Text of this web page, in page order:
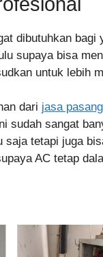
dibutuhkan
supaya bisa
untuk lebih
dari jasa
sudah sangat
saja tetapi juga
AC tetap